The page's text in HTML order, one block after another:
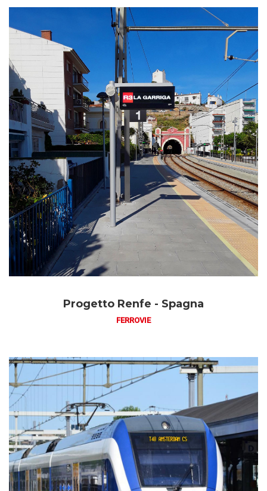
Progetto Renfe - Spagna
FERROVIE